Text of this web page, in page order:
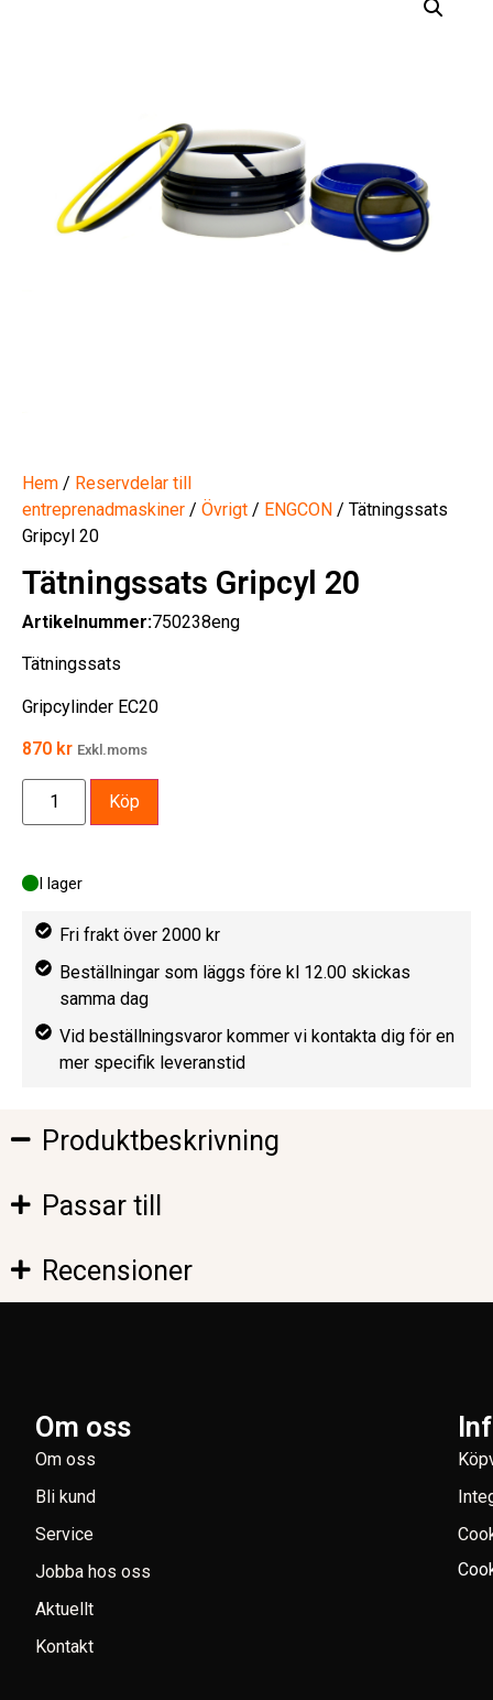
Hem / Reservdelar till
entreprenadmaskiner / Övrigt / ENGCON / Tätningssats
Gripcyl 20
Tätningssats Gripcyl 20
Artikelnummer:750238eng
Tätningssats
Gripcylinder EC20
870 kr Exkl.moms
I lager
Köp
Fri frakt över 2000 kr
Beställningar som läggs före kl 12.00 skickas
samma dag
Vid beställningsvaror kommer vi kontakta dig för en
mer specifik leveranstid
Produktbeskrivning
Passar till
Recensioner
Om oss
Om oss
Bli kund
Service
Jobba hos oss
Aktuellt
Kontakt